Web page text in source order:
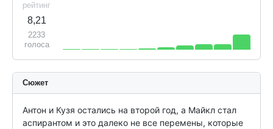
рейтинг
8,21
2233
голоса
Сюжет
Антон и Кузя остались на второй год, а Майкл стал
аспирантом и это далеко не все перемены, которые